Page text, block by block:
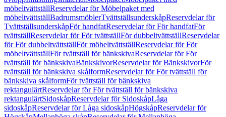
möbeltvättställReservdelar för Möbelpaket med
möbeltvättställBadrumsmöblerTvättställsunderskåpReservdelar för
TvättställsunderskåpFör handfatReservdelar för För handfatFör
tvättställReservdelar för För tvättställFör dubbeltvättställReservdelar
för För dubbeltvättställFör möbeltvättställReservdelar för För
möbeltvättställFör tvättställ för bänkskivaReservdelar för För
tvättställ för bänkskivaBänkskivorReservdelar för BänkskivorFör
tvättställ för bänkskiva skålformReservdelar för För tvättställ för
bänkskiva skålformFör tvättställ för bänkskiva
rektangulärtReservdelar för För tvättställ för bänkskiva
rektangulärtSidoskåpReservdelar för SidoskåpLåga
sidoskåpReservdelar för Låga sidoskåpHögskåpReservdelar för